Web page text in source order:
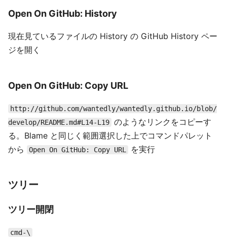
Open On GitHub: History
現在見ているファイルの History の GitHub History ペー
ジを開く
Open On GitHub: Copy URL
http://github.com/wantedly/wantedly.github.io/blob/
develop/README.md#L14-L19 のようなリンクをコピーす
る。Blame と同じく範囲選択した上でコマンドパレット
から
Open On GitHub: Copy URL を実行
ツリー
ツリー開閉
cmd-\